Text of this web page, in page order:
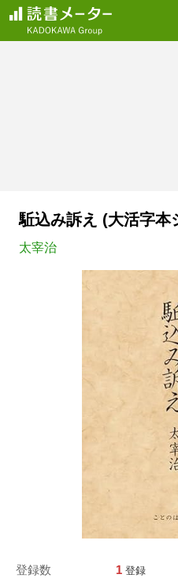
駈込み訴え (大活字本
太宰治
登録数 1 登録